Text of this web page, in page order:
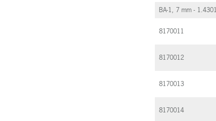
BA-1, 7 mm - 1.4301
8170011
8170012
8170013
8170014